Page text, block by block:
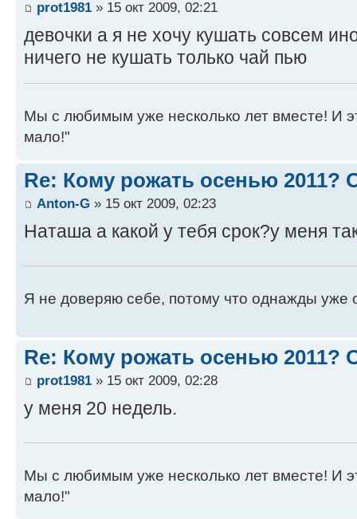
prot1981 » 15 окт 2009, 02:21
девочки а я не хочу кушать совсем
ничего не кушать только чай пью
Мы с любимым уже несколько лет вместе! И
мало!"
Re: Кому рожать осенью 2011?
Anton-G » 15 окт 2009, 02:23
Наташа а какой у тебя срок?у меня
Я не доверяю себе, потому что однажды уже
Re: Кому рожать осенью 2011?
prot1981 » 15 окт 2009, 02:28
у меня 20 недель.
Мы с любимым уже несколько лет вместе! И
мало!"